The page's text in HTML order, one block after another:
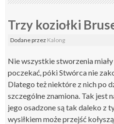
Trzy koziołki
Dodaneprzez Kalong
Nie wszystkie stworzenia
poczekać, póki Stwórca nie
Dlatego też niektóre z nich po
szczególne znamiona. Tak jest
jego osadzone są tak daleko z
wysiłkiem może przejść